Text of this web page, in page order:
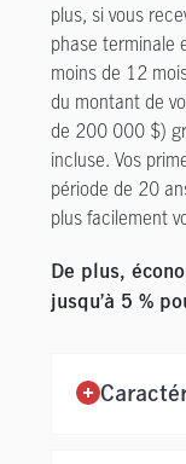
plus, si vous
phase terminale
moins de 12
du montant de
de 200 000 $)
incluse. Vos
période de 20
plus facilement
De plus,
jusqu’à 5 %